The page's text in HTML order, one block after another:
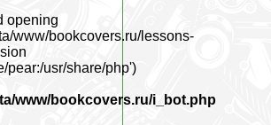
opening
www/bookcovers.ru/lessons-
pear:/usr/share/php')
www/bookcovers.ru/i_bot.php